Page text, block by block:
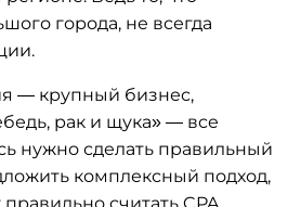
города, не всегда
— крупный бизнес,
рак и щука» — все
нужно сделать правильный
комплексный подход,
считать CPA